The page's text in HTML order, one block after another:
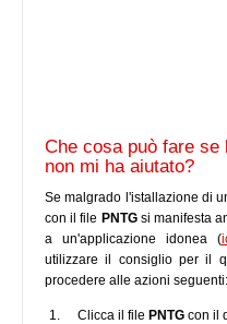
Che cosa può fare
non mi ha aiutato?
Se malgrado l'istallazione di
con il file PNTGsi manifesta
a un'applicazione idonea (
utilizzare il consiglio per il
procedere alle azioni seguenti:
Clicca il file PNTG con il